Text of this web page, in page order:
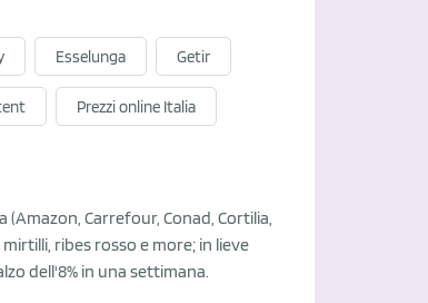
Esselunga Getir
Prezzi online Italia
Carrefour, Conad, Cortilia,
ribes rosso e more; in lieve
dell'8% in una settimana.